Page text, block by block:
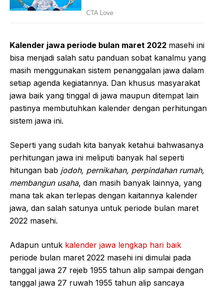
Kalender jawa periode bulan maret 2022 masehi ini
bisa menjadi salah satu panduan sobat kanalmu yang
masih menggunakan sistem penanggalan jawa dalam
setiap agenda kegiatannya. Dan khusus masyarakat
jawa baik yang tinggal di jawa maupun ditempat lain
pastinya membutuhkan kalender dengan perhitungan
sistem jawa ini.
Seperti yang sudah kita banyak ketahui bahwasanya
perhitungan jawa ini meliputi banyak hal seperti
hitungan bab jodoh, pernikahan, perpindahan rumah,
membangun usaha, dan masih banyak lainnya, yang
mana tak akan terlepas dengan kaitannya kalender
jawa, dan salah satunya untuk periode bulan maret
2022 masehi.
Adapun untuk kalender jawa lengkap hari baik
periode bulan maret 2022 masehi ini dimulai pada
tanggal jawa 27 rejeb 1955 tahun alip sampai dengan
tanggal jawa 27 ruwah 1955 tahun alip sancaya